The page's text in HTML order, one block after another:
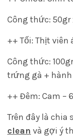
Công thức: 50gr
++ Tối: Thịt viên
Công thức:
trứng gà +
++ Đêm: Cam –
Trên đây là chia
clean và gợi ý